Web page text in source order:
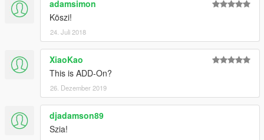
adamsimon
Köszi!
24. Juli 2018
XiaoKao
This is ADD-On?
26. Dezember 2019
djadamson89
Szia!